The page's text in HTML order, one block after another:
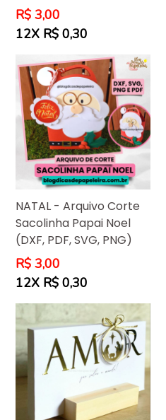
Preço
normal
R$ 3,00
12X R$ 0,30
NATAL - Arquivo Corte
Sacolinha Papai Noel
(DXF, PDF, SVG, PNG)
Preço
normal
R$ 3,00
12X R$ 0,30